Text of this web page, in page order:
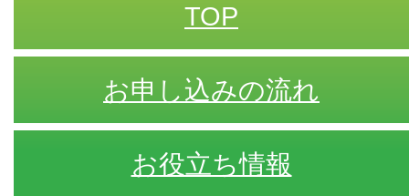
TOP
お申し込みの流れ
お役立ち情報